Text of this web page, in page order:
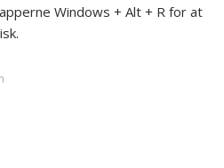
Windows + Alt + R for at